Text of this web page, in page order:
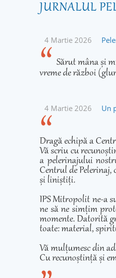
JURNALUL
4 Martie 2026
Sărut mâna și
vreme de război
4 Martie 2026 Un
Dragă echipă a
Vă scriu cu
a pelerinajului
Centrul de Pelerinaj,
și liniștiți.
IPS Mitropolit ne-a
ne să ne simțim
momente. Datorită
toate: material,
Vă mulțumesc din
Cu recunoștință și